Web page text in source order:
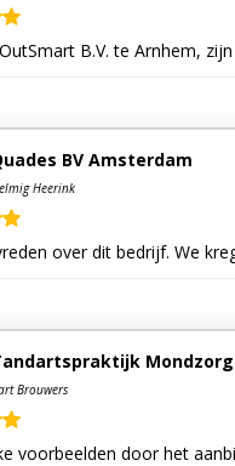
B.V. te Arnhem,
BV Amsterdam
Heerink
over dit bedrijf. We
Mondzorg
Brouwers
voorbeelden door het